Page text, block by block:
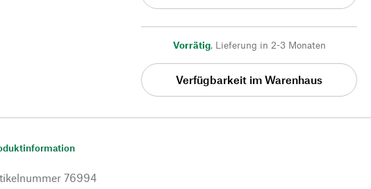
Vorrätig, Lieferung in 2-3 Monaten
Verfügbarkeit im Warenhaus
76994